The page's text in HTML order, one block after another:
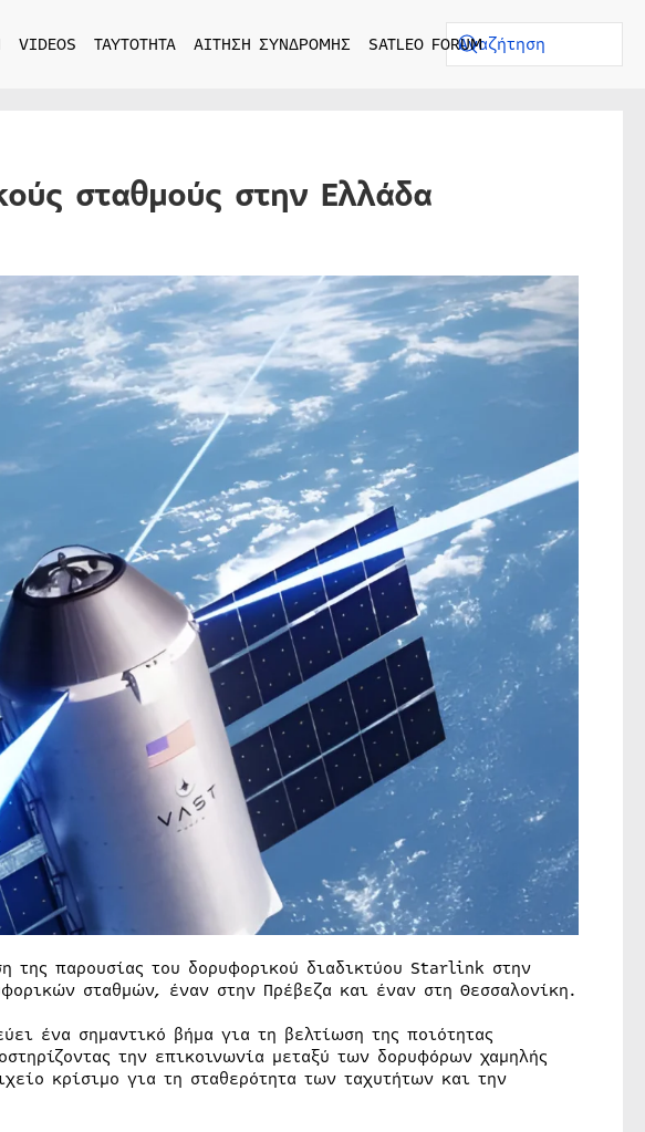
VIDEOS ΤΑΥΤΟΤΗΤΑ ΑΙΤΗΣΗ ΣΥΝΔΡΟΜΗΣ SATLEO FORUM
σταθμούς στην Ελλάδα
της παρουσίας του δορυφορικού διαδικτύου Starlink στην
σταθμών, έναν στην Πρέβεζα και έναν στη Θεσσαλονίκη.
ένα σημαντικό βήμα για τη βελτίωση της ποιότητας
την επικοινωνία μεταξύ των δορυφόρων χαμηλής
κρίσιμο για τη σταθερότητα των ταχυτήτων και την